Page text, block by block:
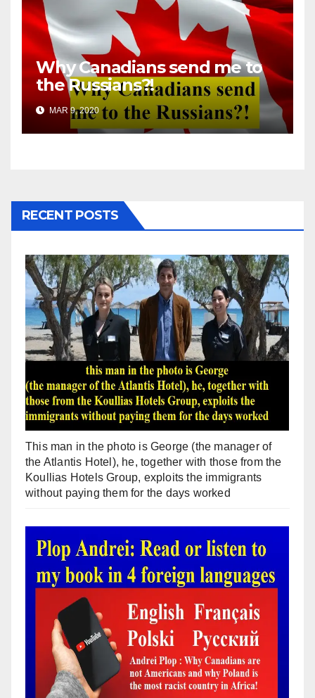
Why Canadians send me to
the Russians?!
MAR 9, 2020
RECENT POSTS
This man in the photo is George (the manager of
the Atlantis Hotel), he, together with those from the
Koullias Hotels Group, exploits the immigrants
without paying them for the days worked